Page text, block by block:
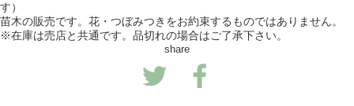
す）
苗木の販売です。花・つぼみつきをお約束するものではありません。
※在庫は売店と共通です。品切れの場合はご了承下さい。
share